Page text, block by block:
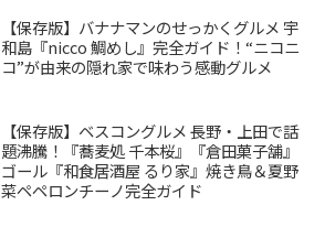
【保存版】バナナマンのせっかくグルメ 宇
和島『nicco 鯛めし』完全ガイド！“ニコニ
コ”が由来の隠れ家で味わう感動グルメ
【保存版】ベスコングルメ 長野・上田で話
題沸騰！『蕎麦処 千本桜』『倉田菓子舗』
ゴール『和食居酒屋 るり家』焼き鳥＆夏野
菜ペペロンチーノ完全ガイド